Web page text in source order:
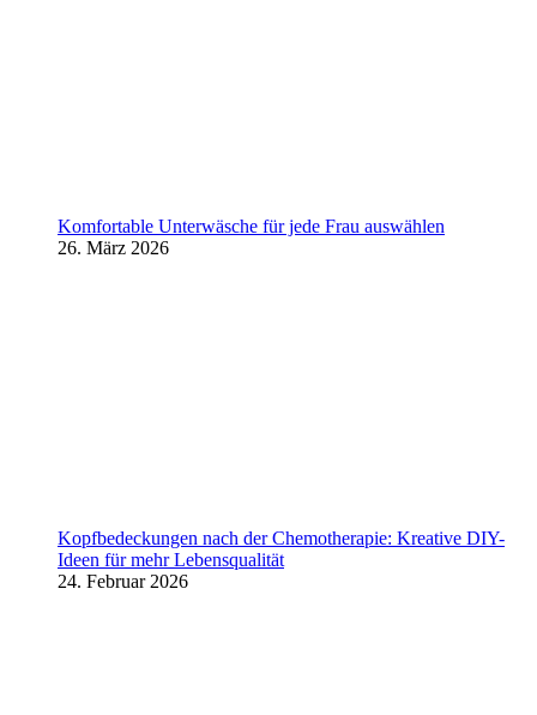
Komfortable Unterwäsche für jede Frau auswählen
26. März 2026
Kopfbedeckungen nach der Chemotherapie: Kreative DIY-
Ideen für mehr Lebensqualität
24. Februar 2026